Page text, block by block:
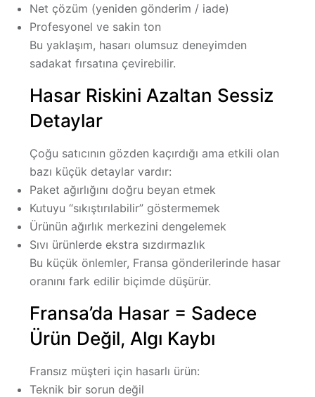
Net çözüm (yeniden gönderim / iade)
Profesyonel ve sakin ton
Bu yaklaşım, hasarı olumsuz deneyimden
sadakat fırsatına çevirebilir.
Hasar Riskini Azaltan Sessiz
Detaylar
Çoğu satıcının gözden kaçırdığı ama etkili olan
bazı küçük detaylar vardır:
Paket ağırlığını doğru beyan etmek
Kutuyu “sıkıştırılabilir” göstermemek
Ürünün ağırlık merkezini dengelemek
Sıvı ürünlerde ekstra sızdırmazlık
Bu küçük önlemler, Fransa gönderilerinde hasar
oranını fark edilir biçimde düşürür.
Fransa’da Hasar = Sadece
Ürün Değil, Algı Kaybı
Fransız müşteri için hasarlı ürün:
Teknik bir sorun değil